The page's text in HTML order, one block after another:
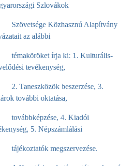
Szlovákok
Szövetsége Közhasznú Alapítvány
az alábbi
témaköröket írja ki: 1. Kulturális-
tevékenység,
2. Taneszközök beszerzése, 3.
további oktatása,
továbbképzése, 4. Kiadói
5. Népszámlálási
tájékoztatók megszervezése.